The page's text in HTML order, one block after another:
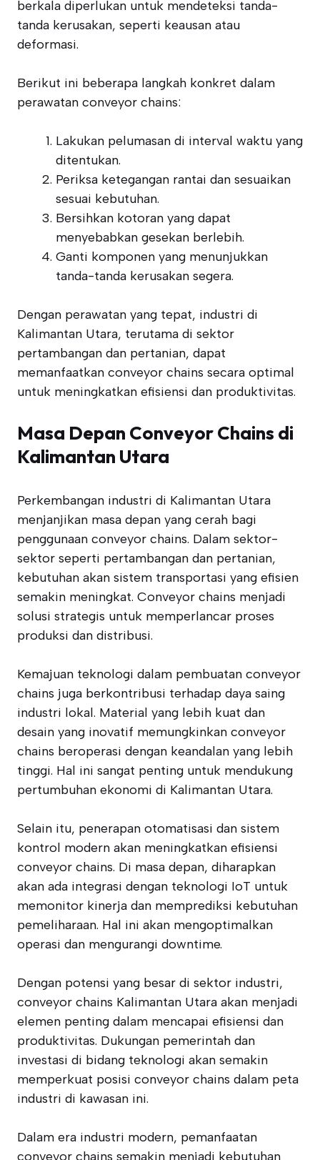
berkala diperlukan untuk mendeteksi tanda-
tanda kerusakan, seperti keausan atau
deformasi.
Berikut ini beberapa langkah konkret dalam
perawatan conveyor chains:
Lakukan pelumasan di interval waktu yang
ditentukan.
Periksa ketegangan rantai dan sesuaikan
sesuai kebutuhan.
Bersihkan kotoran yang dapat
menyebabkan gesekan berlebih.
Ganti komponen yang menunjukkan
tanda-tanda kerusakan segera.
Dengan perawatan yang tepat, industri di
Kalimantan Utara, terutama di sektor
pertambangan dan pertanian, dapat
memanfaatkan conveyor chains secara optimal
untuk meningkatkan efisiensi dan produktivitas.
Masa Depan Conveyor Chains di
Kalimantan Utara
Perkembangan industri di Kalimantan Utara
menjanjikan masa depan yang cerah bagi
penggunaan conveyor chains. Dalam sektor-
sektor seperti pertambangan dan pertanian,
kebutuhan akan sistem transportasi yang efisien
semakin meningkat. Conveyor chains menjadi
solusi strategis untuk memperlancar proses
produksi dan distribusi.
Kemajuan teknologi dalam pembuatan conveyor
chains juga berkontribusi terhadap daya saing
industri lokal. Material yang lebih kuat dan
desain yang inovatif memungkinkan conveyor
chains beroperasi dengan keandalan yang lebih
tinggi. Hal ini sangat penting untuk mendukung
pertumbuhan ekonomi di Kalimantan Utara.
Selain itu, penerapan otomatisasi dan sistem
kontrol modern akan meningkatkan efisiensi
conveyor chains. Di masa depan, diharapkan
akan ada integrasi dengan teknologi IoT untuk
memonitor kinerja dan memprediksi kebutuhan
pemeliharaan. Hal ini akan mengoptimalkan
operasi dan mengurangi downtime.
Dengan potensi yang besar di sektor industri,
conveyor chains Kalimantan Utara akan menjadi
elemen penting dalam mencapai efisiensi dan
produktivitas. Dukungan pemerintah dan
investasi di bidang teknologi akan semakin
memperkuat posisi conveyor chains dalam peta
industri di kawasan ini.
Dalam era industri modern, pemanfaatan
conveyor chains semakin menjadi kebutuhan